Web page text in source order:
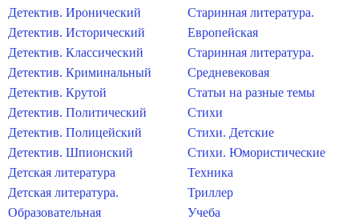
Детектив. Иронический
Детектив. Исторический
Детектив. Классический
Детектив. Криминальный
Детектив. Крутой
Детектив. Политический
Детектив. Полицейский
Детектив. Шпионский
Детская литература
Детская литература.
Образовательная
Старинная литература.
Европейская
Старинная литература.
Средневековая
Статьи на разные темы
Стихи
Стихи. Детские
Стихи. Юмористические
Техника
Триллер
Учеба